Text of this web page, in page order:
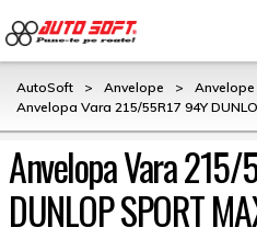
AutoSoft > Anvelope > Anvelope
Anvelopa Vara 215/55R17 94Y
Anvelopa Vara 215/
DUNLOP SPORT